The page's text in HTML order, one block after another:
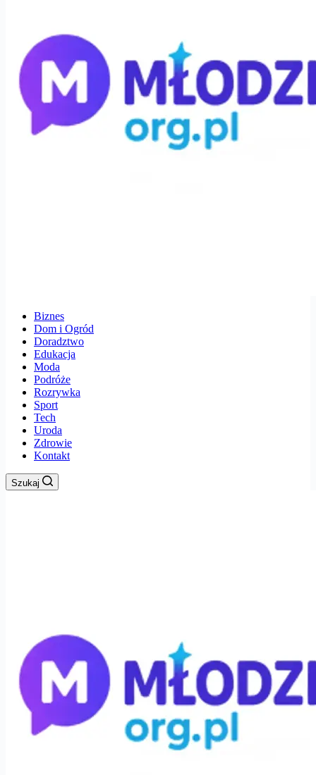
Biznes
Dom i Ogród
Doradztwo
Edukacja
Moda
Podróże
Rozrywka
Sport
Tech
Uroda
Zdrowie
Kontakt
Szukaj